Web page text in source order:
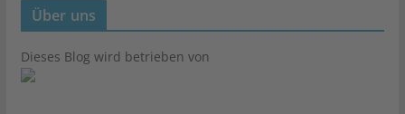
Über uns
Dieses Blog wird betrieben von